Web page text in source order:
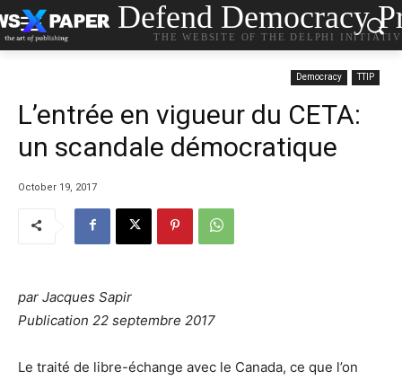
Defend Democracy
THE WEBSITE OF THE DELPHI
Democracy TTIP
L’entrée en vigueur du CETA:
un scandale démocratique
October 19, 2017
par Jacques Sapir
Publication 22 septembre 2017
Le traité de libre-échange avec le Canada, ce que l’on